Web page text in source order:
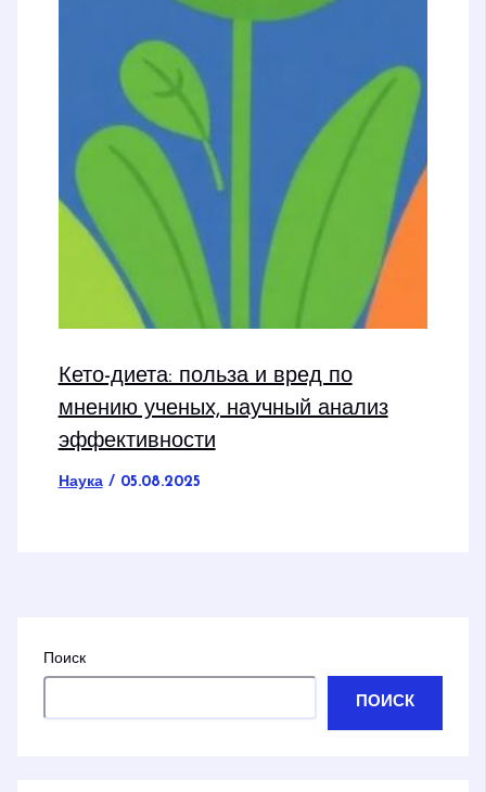
Кето-диета: польза и вред по
мнению ученых, научный анализ
эффективности
Наука/ 05.08.2025
Поиск
ПОИСК